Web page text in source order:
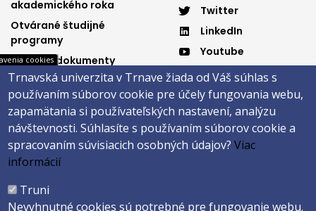
3
akademického roka
Otvárané študijné
programy
Dôležité dokumenty
Elektronická knižnica
4
Twitter
LinkedIn
Youtube
Spotify
Päta
Správca obsahu
cookies
Trnavská univerzita v Trnave žiada od Váš súhlas s
používaním súborov cookie pre účely fungovania webu,
zapamätania si používateľských nastavení, analýzu
návštevnosti. Súhlasíte s používaním súborov cookie a
spracovaním súvisiacich osobných údajov?Viac
informácií
Truni
Nevyhnutné cookies sú potrebné pre fungovanie webu.